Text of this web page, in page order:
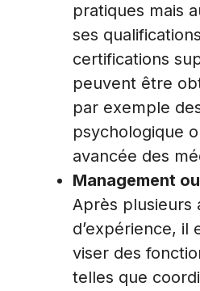
pratiques mais
ses
certifications
peuvent être
par exemple
psychologique
avancée des
Management
Après plusieurs
d’expérience, il
viser des
telles que